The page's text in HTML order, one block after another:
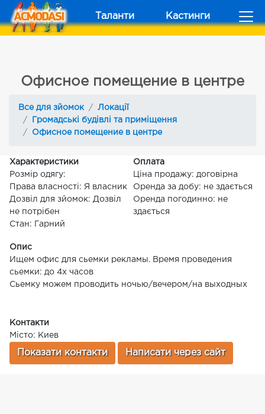
Таланти Кастинги
Офисное помещение в центре
Все для зйомок
Локації
Громадські будівлі та приміщення
Офисное помещение в центре
Характеристики
Розмір одягу:
Права власності: Я власник
Дозвіл для зйомок: Дозвіл
не потрібен
Стан: Гарний
Оплата
Ціна продажу: договірна
Оренда за добу: не здається
Оренда погодинно: не
здається
Опис
Ищем офис для сьемки рекламы. Время проведения
сьемки: до 4х часов
Сьемку можем проводить ночью/вечером/на выходных
Контакти
Місто: Киев
Показати контакти Написати через сайт